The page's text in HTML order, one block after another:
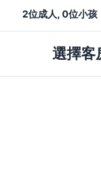
2位成人, 0位小孩
選擇客